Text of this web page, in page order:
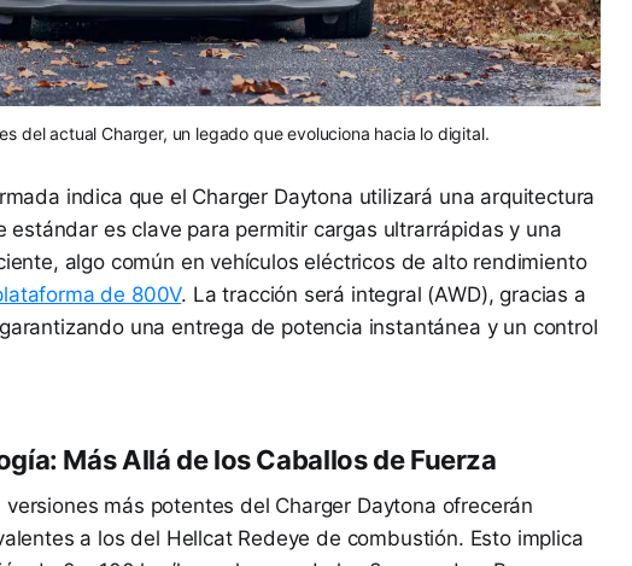
del actual Charger, un legado que evoluciona hacia lo digital.
indica que el Charger Daytona utilizará una arquitectura
estándar es clave para permitir cargas ultrarrápidas y una
algo común en vehículos eléctricos de alto rendimiento
de 800V. La tracción será integral (AWD), gracias a
una entrega de potencia instantánea y un control
Más Allá de los Caballos de Fuerza
más potentes del Charger Daytona ofrecerán
a los del Hellcat Redeye de combustión. Esto implica